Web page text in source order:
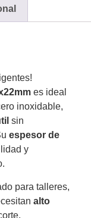
es ideal
inoxidable,
sin
espesor de
y
para talleres,
alto